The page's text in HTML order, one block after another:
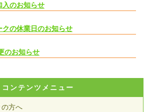
入のお知らせ
クの休業日のお知らせ
のお知らせ
コンテンツメニュー
方へ